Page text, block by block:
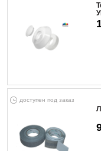
доступен под заказ